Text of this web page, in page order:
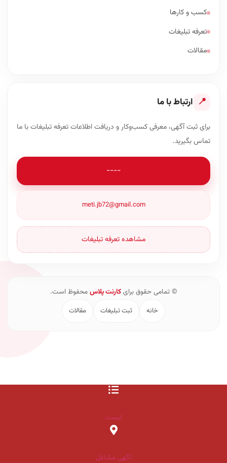
کسب و کارها
تعرفه تبلیغات
مقالات
📍 ارتباط با ما
برای ثبت آگهی، معرفی کسب‌وکار و دریافت اطلاعات تعرفه تبلیغات با ما
تماس بگیرید.
----
meti.jb72@gmail.com
مشاهده تعرفه تبلیغات
© تمامی حقوق برایکارنت پلاسمحفوظ است.
خانه ثبت تبلیغات مقالات
لیست
آگهی مشاغل